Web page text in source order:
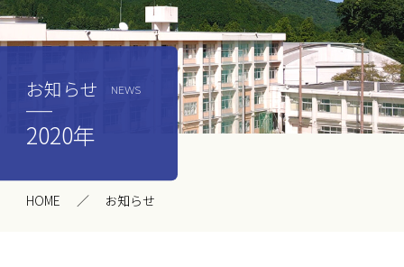
お知らせ NEWS
2020年
HOME お知らせ